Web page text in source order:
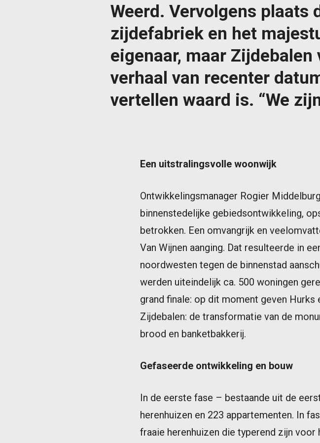
Weerd. Vervolgens plaats
zijdefabriek en het
eigenaar, maar
verhaal van recenter
vertellen waard is. “We
Een uitstralingsvolle woonwijk
Ontwikkelingsmanager Rogier
binnenstedelijke gebiedsontwikkeling,
betrokken. Een omvangrijk en
Van Wijnen aanging. Dat resulteerde in
noordwesten tegen de binnenstad
werden uiteindelijk ca. 500 woningen
grand finale: op dit moment geven Hurks
Zijdebalen: de transformatie van de
brood en banketbakkerij.
Gefaseerde ontwikkeling en bouw
In de eerste fase – bestaande uit de
herenhuizen en 223 appartementen. In
fraaie herenhuizen die typerend zijn voor